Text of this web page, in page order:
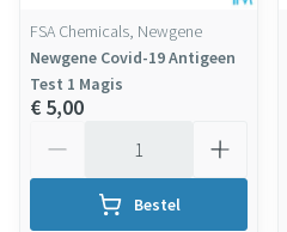
FSA Chemicals, Newgene
Newgene Covid-19 Antigeen
Test 1 Magis
€ 5,00
Bestel